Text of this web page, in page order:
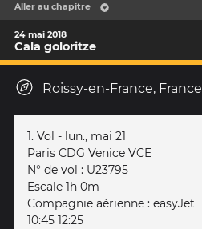
Aller au chapitre
24 mai 2018
Cala goloritze
Roissy-en-France, France
1. Vol - lun., mai 21
Paris CDG Venice VCE
N° de vol : U23795
Escale 1h 0m
Compagnie aérienne : easyJet
10:45 12:25